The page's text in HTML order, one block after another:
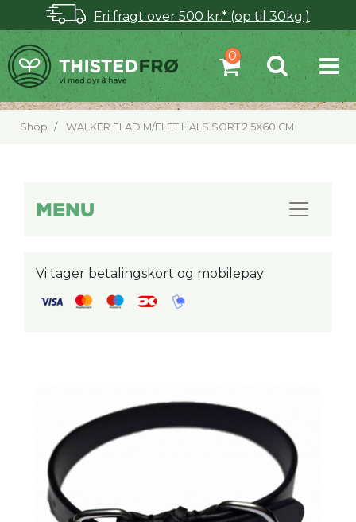
Fri fragt over 500 kr.* (op til 30kg.)
Shop WALKER FLAD M/FLET HALS SORT 2.5X60 CM
MENU
Vi tager betalingskort og mobilepay